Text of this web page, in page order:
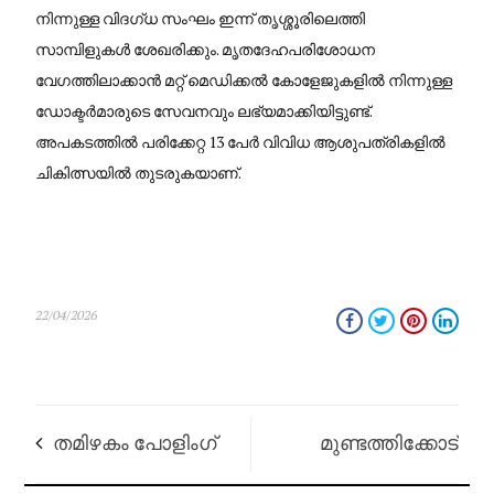
നിന്നുള്ള വിദഗ്ധ സംഘം ഇന്ന് തൃശ്ശൂരിലെത്തി
സാമ്പിളുകൾ ശേഖരിക്കും. മൃതദേഹപരിശോധന
വേഗത്തിലാക്കാൻ മറ്റ് മെഡിക്കൽ കോളേജുകളിൽ നിന്നുള്ള
ഡോക്ടർമാരുടെ സേവനവും ലഭ്യമാക്കിയിട്ടുണ്ട്.
അപകടത്തിൽ പരിക്കേറ്റ 13 പേർ വിവിധ ആശുപത്രികളിൽ
ചികിത്സയിൽ തുടരുകയാണ്.
22/04/2026
തമിഴകം പോളിംഗ് മുണ്ടത്തിക്കോട്